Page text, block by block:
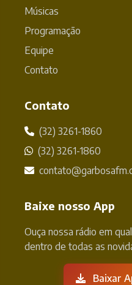
Músicas
Programação
Equipe
Contato
Contato
(32) 3261-1860
(32) 3261-1860
Baixe nosso App
Ouça nossa rádio em
dentro de todas as
Baixar